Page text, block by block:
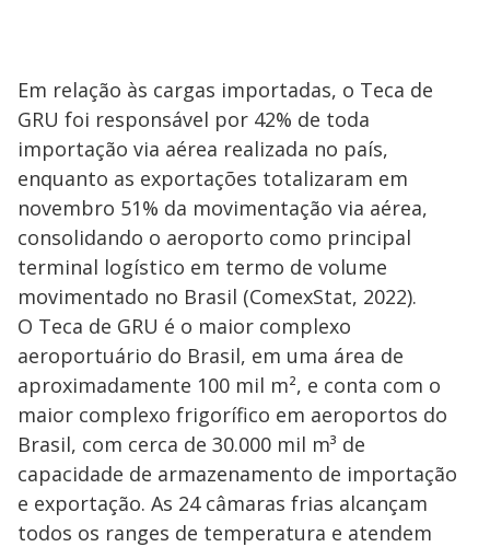
Em relação às cargas importadas, o Teca de
GRU foi responsável por 42% de toda
importação via aérea realizada no país,
enquanto as exportações totalizaram em
novembro 51% da movimentação via aérea,
consolidando o aeroporto como principal
terminal logístico em termo de volume
movimentado no Brasil (ComexStat, 2022).
O Teca de GRU é o maior complexo
aeroportuário do Brasil, em uma área de
aproximadamente 100 mil m², e conta com o
maior complexo frigorífico em aeroportos do
Brasil, com cerca de 30.000 mil m³ de
capacidade de armazenamento de importação
e exportação. As 24 câmaras frias alcançam
todos os ranges de temperatura e atendem